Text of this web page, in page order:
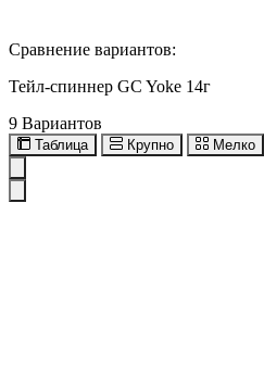
Сравнение вариантов:
Тейл-спиннер GC Yoke 14г
9 Вариантов
Таблица Крупно Мелко